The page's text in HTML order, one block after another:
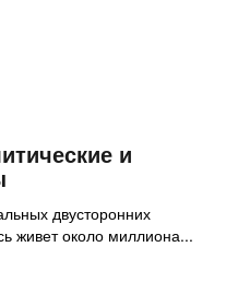
и
двусторонних
живет около миллиона...